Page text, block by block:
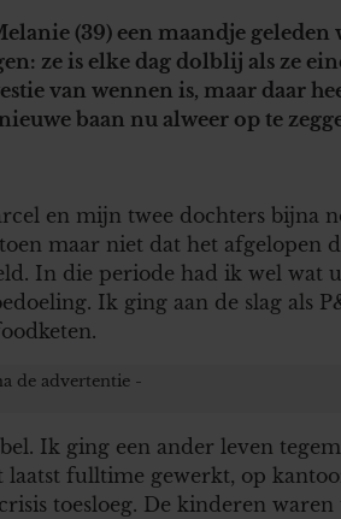
(39) een maandje
ze is elke dag dolblij als ze
van wennen is, maar daar
baan nu alweer op te
en mijn twee dochters bijna
maar niet dat het afgelopen
In die periode had ik wel wat
Ik ging aan de slag als
Ik ging een ander leven
fulltime gewerkt, op
toesloeg. De kinderen waren